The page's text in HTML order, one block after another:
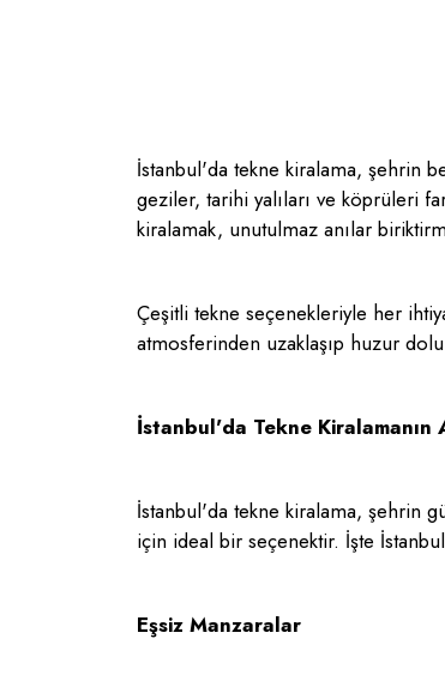
İstanbul'da tekne kiralama, şehrin
geziler, tarihi yalıları ve köprüleri
kiralamak, unutulmaz anılar
Çeşitli tekne seçenekleriyle her
atmosferinden uzaklaşıp huzur
İstanbul'da Tekne Kiralamanın
İstanbul'da tekne kiralama, şehrin
için ideal bir seçenektir. İşte
Eşsiz Manzaralar